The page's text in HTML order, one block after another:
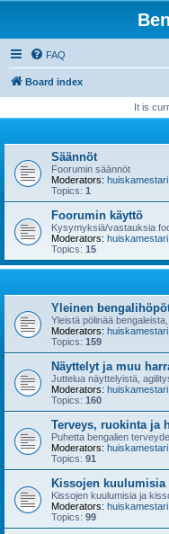
FAQ
Board index
It is
Säännöt
Foorumin säännöt
Moderators: huiskamestari
Topics: 1
Foorumin käyttö
Kysymyksiä/vastauksia
Moderators: huiskamestari
Topics: 15
Yleinen
Yleistä pölinää
Moderators: huiskamestari
Topics: 159
Näyttelyt ja muu
Juttelua näyttelyistä,
Moderators: huiskamestari
Topics: 160
Terveys, ruokinta ja
Puhetta bengalien
Moderators: huiskamestari
Topics: 91
Kissojen kuulumisia
Kissojen kuulumisia ja
Moderators: huiskamestari
Topics: 99